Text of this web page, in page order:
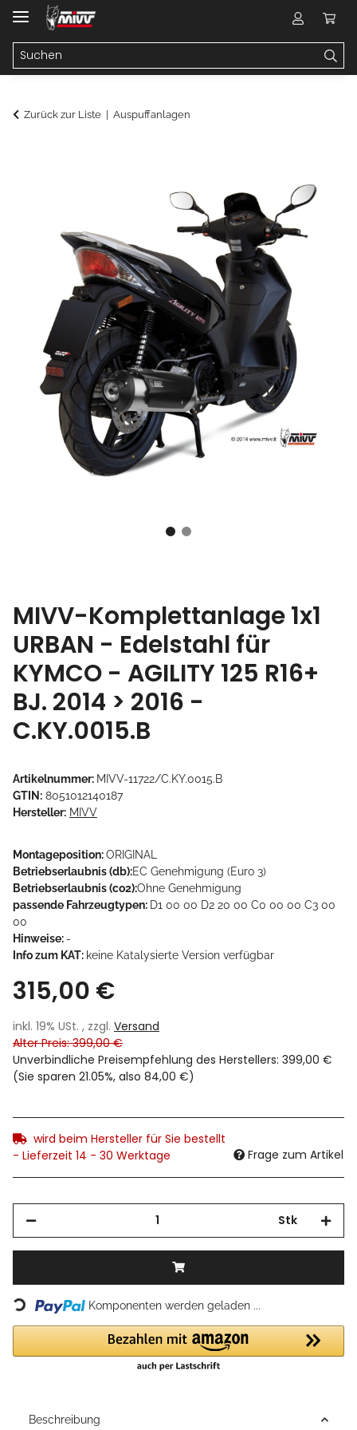
Zurück zur Liste Auspuffanlagen
MIVV-Komplettanlage 1x1
URBAN - Edelstahl für
KYMCO - AGILITY 125 R16+
BJ. 2014 > 2016 -
C.KY.0015.B
Artikelnummer: MIVV-11722/C.KY.0015.B
GTIN: 8051012140187
Hersteller: MIVV
Montageposition:ORIGINAL
Betriebserlaubnis (db):EC Genehmigung (Euro 3)
Betriebserlaubnis (co2):Ohne Genehmigung
passende Fahrzeugtypen: D1 00 00 D2 20 00 C0 00 00 C3 00
00
Hinweise: -
Info zum KAT: keine Katalysierte Version verfügbar
315,00 €
inkl. 19% USt. , zzgl. Versand
Alter Preis: 399,00 €
Unverbindliche Preisempfehlung des Herstellers: 399,00 €
(Sie sparen 21.05%, also 84,00 €)
wird beim Hersteller für Sie bestellt
- Lieferzeit 14 - 30 Werktage
Frage zum Artikel
Stk
Loading... Komponenten werden geladen ...
Beschreibung